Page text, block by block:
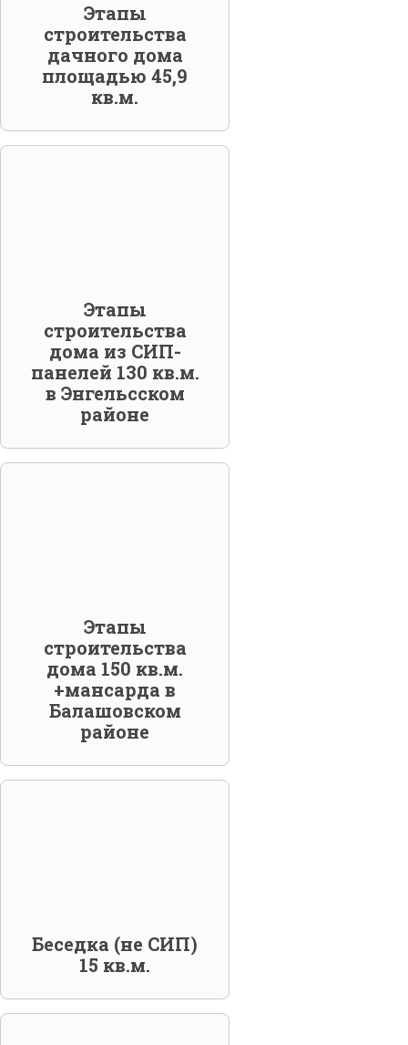
Этапы
строительства
дачного дома
площадью 45,9
кв.м.
Этапы
строительства
дома из СИП-
панелей 130 кв.м.
в Энгельсском
районе
Этапы
строительства
дома 150 кв.м.
+мансарда в
Балашовском
районе
Беседка (не СИП)
15 кв.м.